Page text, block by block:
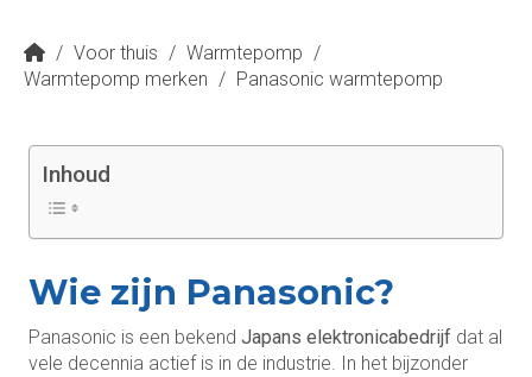
/ Voor thuis / Warmtepomp /
Warmtepomp merken / Panasonic warmtepomp
Inhoud
Wie zijn Panasonic?
Panasonic is een bekend Japans elektronicabedrijf dat al
vele decennia actief is in de industrie. In het bijzonder